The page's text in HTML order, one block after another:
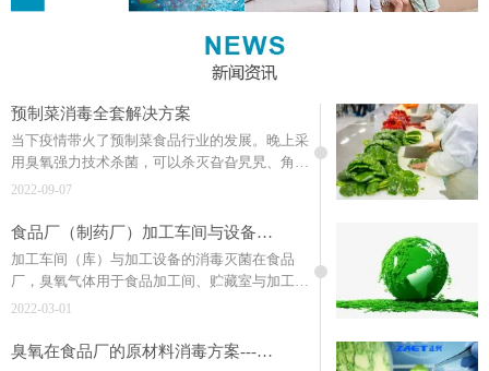
预制菜消毒全套解决方案
当下疫情带火了预制菜食品行业的发展。晚上采
用臭氧强力技术杀菌，可以杀灭旮旮旯旯、角角
落落内隐藏的各种微生物，消毒时人员须离开。
术。
2022-09-07
食品厂（制药厂）加工车间与设备的消毒灭菌（连载）
加工车间（库）与加工设备的消毒灭菌在食品
厂，臭氧气体用于食品加工间、贮藏室与加工设
备消毒是非常方便、有效的。
2022-03-01
臭氧在食品厂的原材料消毒方案---臭氧在食品行业的应用（连载）